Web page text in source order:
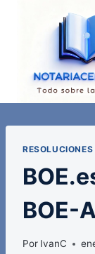
RESOLUCIONES
BOE-
Por IvanC